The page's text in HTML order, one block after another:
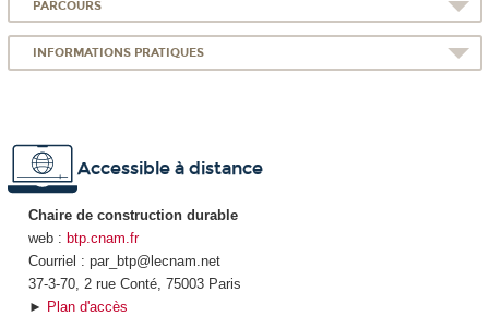
PARCOURS
INFORMATIONS PRATIQUES
Accessible à distance
Chaire de construction durable
web : btp.cnam.fr
Courriel : par_btp@lecnam.net
37-3-70, 2 rue Conté, 75003 Paris
► Plan d'accès